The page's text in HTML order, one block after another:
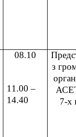
08.10
11.00 –
14.40
з
7-х